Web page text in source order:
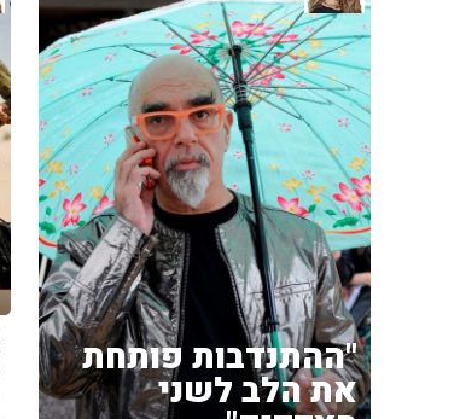
"ההתנדבות פותחת
את הלב לשני